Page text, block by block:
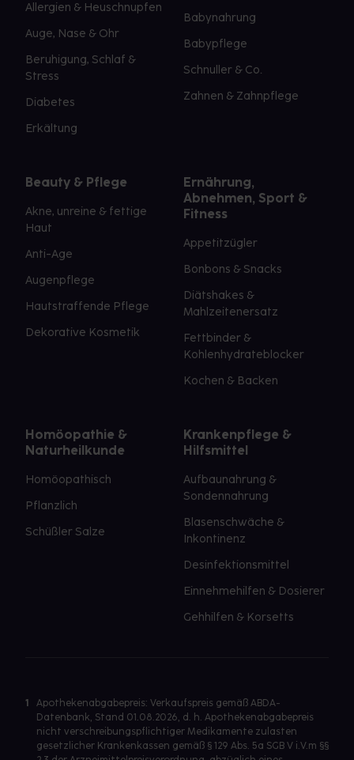
Allergien & Heuschnupfen
Auge, Nase & Ohr
Beruhigung, Schlaf &
Stress
Diabetes
Erkältung
Babynahrung
Babypflege
Schnuller & Co.
Zahnen & Zahnpflege
Beauty & Pflege
Akne, unreine & fettige
Haut
Anti-Age
Augenpflege
Hautstraffende Pflege
Dekorative Kosmetik
Ernährung,
Abnehmen, Sport &
Fitness
Appetitzügler
Bonbons & Snacks
Diätshakes &
Mahlzeitenersatz
Fettbinder &
Kohlenhydrateblocker
Kochen & Backen
Homöopathie &
Naturheilkunde
Homöopathisch
Pflanzlich
Schüßler Salze
Krankenpflege &
Hilfsmittel
Aufbaunahrung &
Sondennahrung
Blasenschwäche &
Inkontinenz
Desinfektionsmittel
Einnehmehilfen & Dosierer
Gehhilfen & Korsetts
1
Apothekenabgabepreis: Verkaufspreis gemäß ABDA-
Datenbank, Stand 01.08.2026, d. h. Apothekenabgabepreis
nicht verschreibungspflichtiger Medikamente zulasten
gesetzlicher Krankenkassen gemäß § 129 Abs. 5a SGB V i.V.m §§